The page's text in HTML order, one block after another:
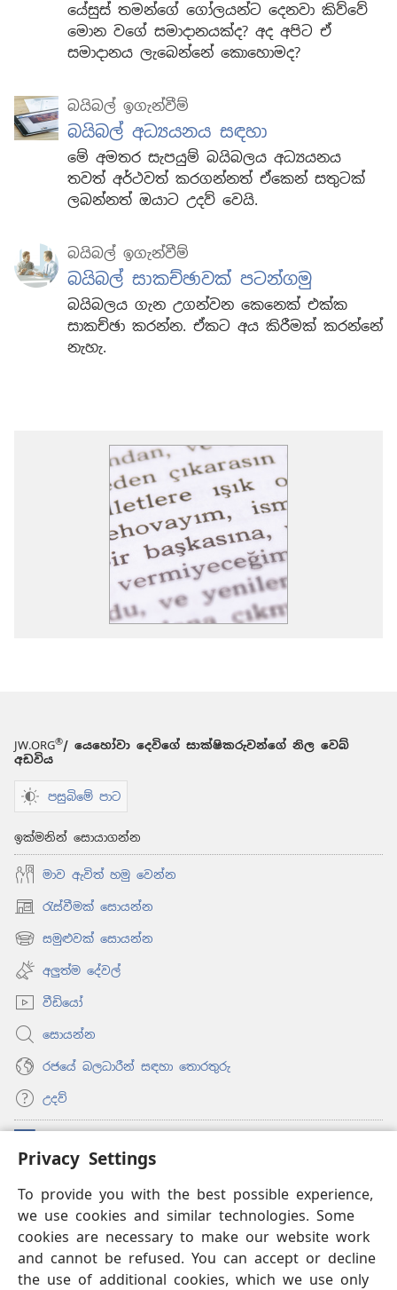
Privacy Settings
To provide you with the best possible experience,
we use cookies and similar technologies. Some
cookies are necessary to make our website work
and cannot be refused. You can accept or decline
the use of additional cookies, which we use only
යේසුස් තමන්ගේ ගෝලයන්ට දෙනවා කිව්වේ
මොන වගේ සමාදානයක්ද? අද අපිට ඒ
සමාදානය ලැබෙන්නේ කොහොමද?
බයිබල් ඉගැන්වීම්
බයිබල් අධ්‍යයනය සඳහා
මේ අමතර සැපයුම් බයිබලය අධ්‍යයනය
තවත් අර්ථවත් කරගන්නත් ඒකෙන් සතුටක්
ලබන්නත් ඔයාට උදව් වෙයි.
බයිබල් ඉගැන්වීම්
බයිබල් සාකච්ඡාවක් පටන්ගමු
බයිබලය ගැන උගන්වන කෙනෙක් එක්ක
සාකච්ඡා කරන්න. ඒකට අය කිරීමක් කරන්නේ
නැහැ.
JW.ORG®/ යෙහෝවා දෙවිගේ සාක්ෂිකරුවන්ගේ නිල වෙබ්
අඩවිය
පසුබිමේ පාට
ඉක්මනින් සොයාගන්න
මාව ඇවිත් හමු වෙන්න
රැස්වීමක් සොයන්න
(opens
new
window)
සමුළුවක් සොයන්න
(opens
new
window)
අලුත්ම දේවල්
වීඩියෝ
සොයන්න
රජයේ බලධාරීන් සඳහා තොරතුරු
උදව්
(opens
new
ඔන්ලයින් ලයිබ්‍රරි
(opens
new
window)JW Hub
(opens
new
window)‘JW ලයිබ්‍රරි’